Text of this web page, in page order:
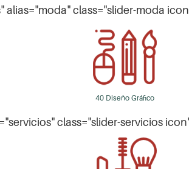
alias="moda" class="slider-moda
40 Diseño Gráfico
class="slider-servicios